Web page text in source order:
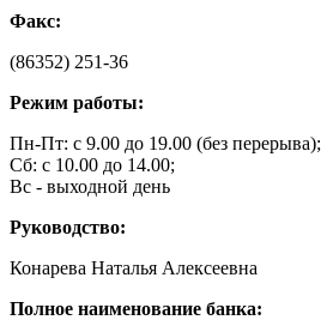
Факс:
(86352) 251-36
Режим работы:
Пн-Пт: с 9.00 до 19.00 (без перерыва);
Сб: c 10.00 до 14.00;
Вс - выходной день
Руководство:
Конарева Наталья Алексеевна
Полное наименование банка: